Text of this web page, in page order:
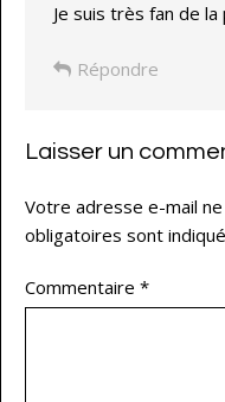
Je suis très fan de la
Répondre
Laisser un
Votre adresse e-mail
obligatoires sont
Commentaire *